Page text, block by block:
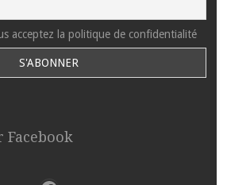
acceptez la politique de confidentialité
Facebook